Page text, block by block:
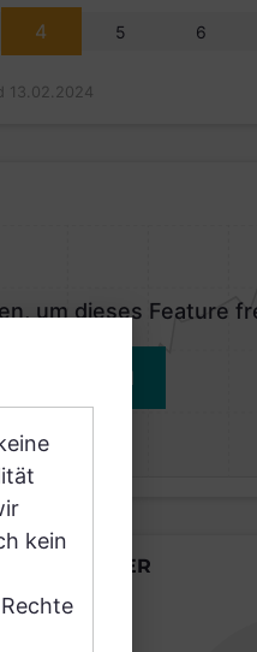
4 5 6
13.02.2024
um dieses Feature
ANMELDEN
LÄNDER
kein